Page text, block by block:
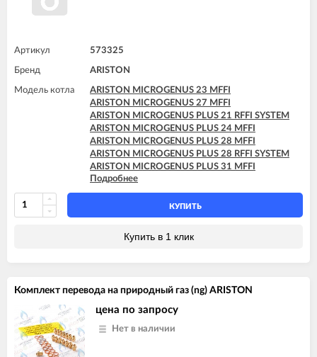
Артикул 573325
Бренд ARISTON
Модель котла
ARISTON MICROGENUS 23 MFFI
ARISTON MICROGENUS 27 MFFI
ARISTON MICROGENUS PLUS 21 RFFI SYSTEM
ARISTON MICROGENUS PLUS 24 MFFI
ARISTON MICROGENUS PLUS 28 MFFI
ARISTON MICROGENUS PLUS 28 RFFI SYSTEM
ARISTON MICROGENUS PLUS 31 MFFI
ARISTON MICROGENUS PLUS 31 RFFI SYSTEM
ARISTON TX 23 MFFI
ARISTON TX 27 MFFI
Подробнее
КУПИТЬ
Купить в 1 клик
Комплект перевода на природный газ (ng) ARISTON
цена по запросу
Нет в наличии